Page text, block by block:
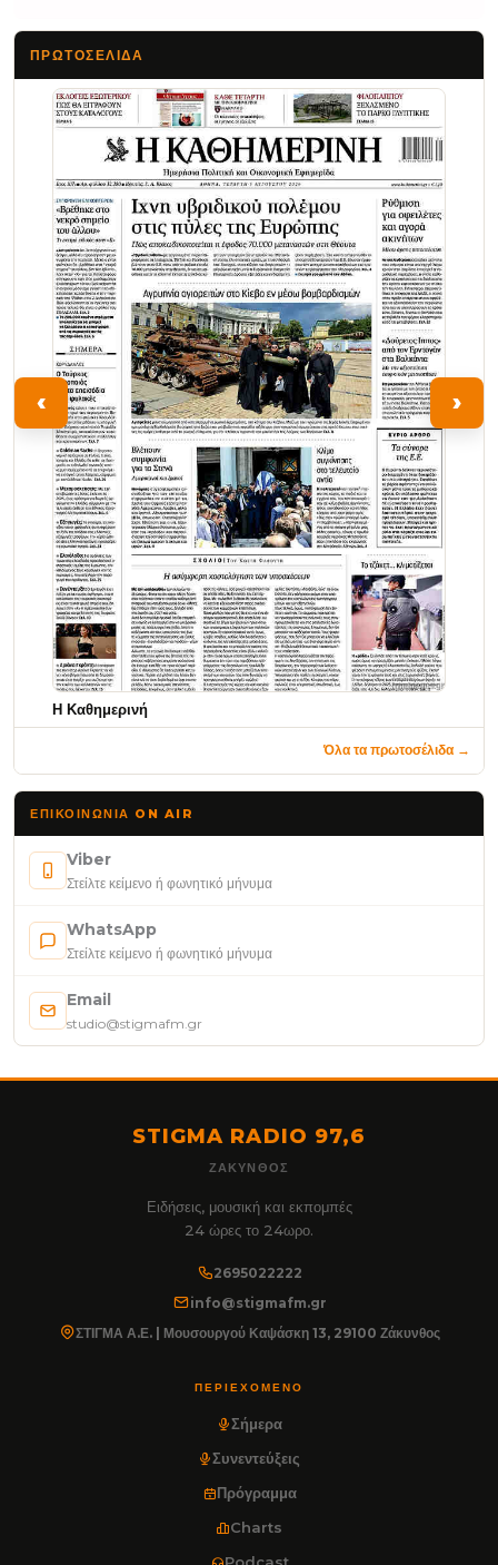
ΠΡΩΤΟΣΈΛΙΔΑ
‹
Η Καθημερινή
›
Όλα τα πρωτοσέλιδα →
ΕΠΙΚΟΙΝΩΝΊΑ ON AIR
Viber
Στείλτε κείμενο ή φωνητικό μήνυμα
WhatsApp
Στείλτε κείμενο ή φωνητικό μήνυμα
Email
studio@stigmafm.gr
STIGMA RADIO 97,6
ΖΆΚΥΝΘΟΣ
Ειδήσεις, μουσική και εκπομπές
24 ώρες το 24ωρο.
2695022222
info@stigmafm.gr
ΣΤΙΓΜΑ Α.Ε. | Μουσουργού Καψάσκη 13, 29100 Ζάκυνθος
ΠΕΡΙΕΧΌΜΕΝΟ
Σήμερα
Συνεντεύξεις
Πρόγραμμα
Charts
Podcast